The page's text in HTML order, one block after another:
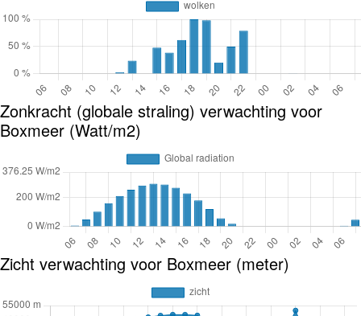
Zonkracht (globale straling) verwachting voor
Boxmeer (Watt/m2)
Zicht verwachting voor Boxmeer (meter)